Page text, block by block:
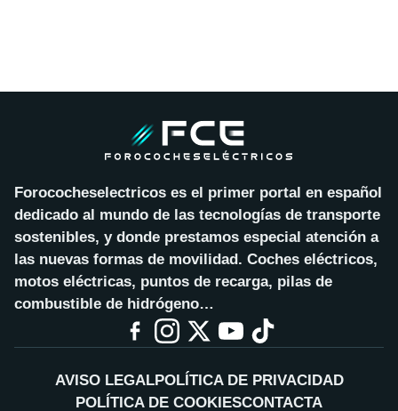
Forococheselectricos es el primer portal en español
dedicado al mundo de las tecnologías de transporte
sostenibles, y donde prestamos especial atención a
las nuevas formas de movilidad. Coches eléctricos,
motos eléctricas, puntos de recarga, pilas de
combustible de hidrógeno…
AVISO LEGALPOLÍTICA DE PRIVACIDAD
POLÍTICA DE COOKIESCONTACTA